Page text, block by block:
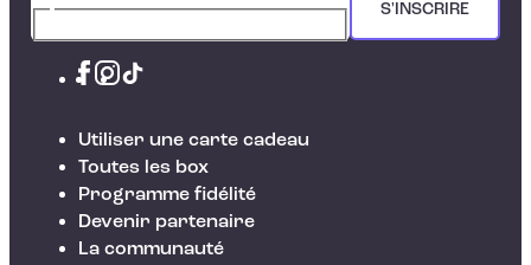
S'INSCRIRE
Utiliser une carte cadeau
Toutes les box
Programme fidélité
Devenir partenaire
La communauté